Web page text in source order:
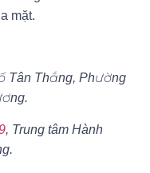
mặt.
Tân Thắng, Phường
, Trung tâm Hành